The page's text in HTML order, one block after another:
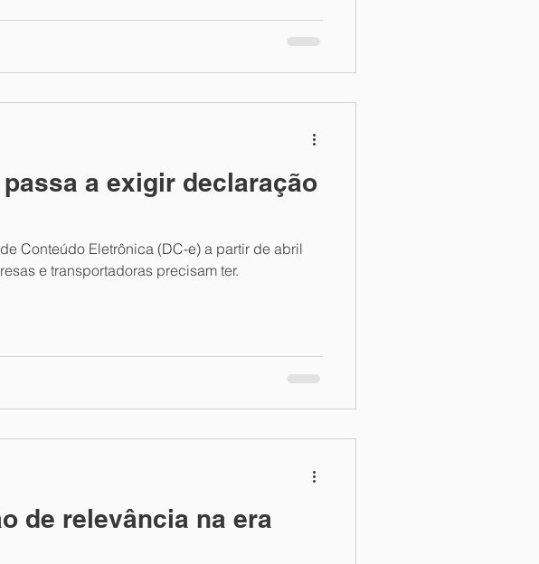
a exigir declaração
Conteúdo Eletrônica (DC-e) a partir de abril
e transportadoras precisam ter.
de relevância na era